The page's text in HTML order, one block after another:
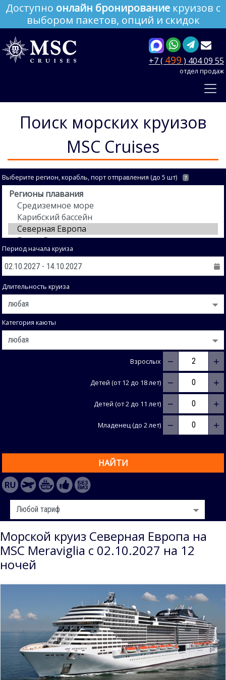
Доступно онлайн бронирование круизов с
выбором пакетов, опций и скидок
+7 ( 499 ) 404 09 55
отдел продаж
Поиск морских круизов
MSC Cruises
Выберите регион, корабль, порт отправления (до 5 шт) ?
Период начала круиза
Длительность круиза
Категория каюты
Взрослых − +
Детей (от 12 до 18 лет) − +
Детей (от 2 до 11 лет) − +
Младенец (до 2 лет) − +
НАЙТИ
Морской круиз Северная Европа на
MSC Meraviglia с 02.10.2027 на 12
ночей